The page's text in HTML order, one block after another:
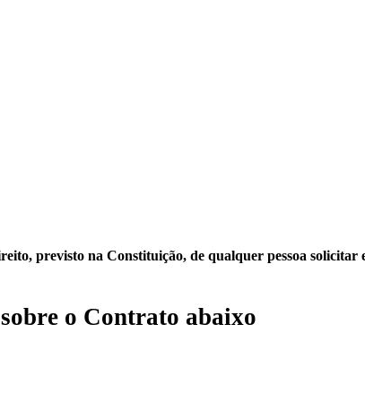
previsto na Constituição, de qualquer pessoa solicitar
o Contrato abaixo